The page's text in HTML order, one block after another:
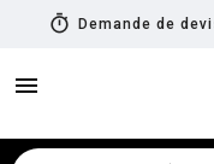
timer Demande de
menu